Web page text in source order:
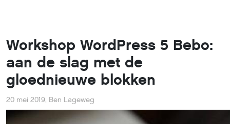
Workshop WordPress 5 Bebo:
aan de slag met de
gloednieuwe blokken
20 mei 2019, Ben Lageweg